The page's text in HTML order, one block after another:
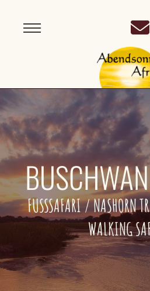
FUSSSAFARI / NASHORN
WALKING